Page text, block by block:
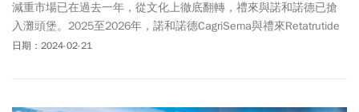
減重市場已在過去一年，從文化上徹底翻轉，禮來與諾和諾德已搶
入灘頭堡。2025至2026年，諾和諾德CagriSema與禮來Retatrutide
都將完成三期臨床試驗，亦為勝負分曉的時刻。
日期：2024-02-21